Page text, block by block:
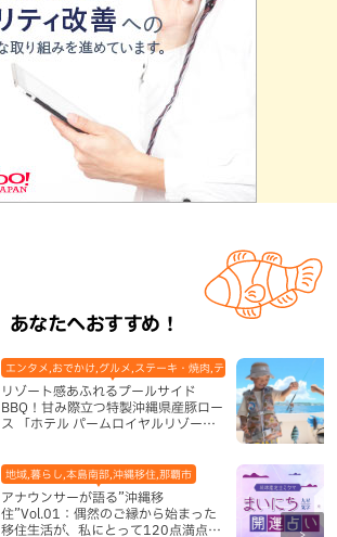
あなたへおすすめ！
リゾート感あふれるプールサイド
BBQ！甘み際立つ特製沖縄県産豚ロー
ス 「ホテル パームロイヤルリゾート
エンタメ,おでかけ,グルメ,ステーキ・焼肉,テレビ,ホテル,地域,本島
アナウンサーが語る”沖縄移
住”Vol.01：偶然のご縁から始まった
移住生活が、私にとって120点満点に
地域,暮らし,本島南部,沖縄移住,那覇市